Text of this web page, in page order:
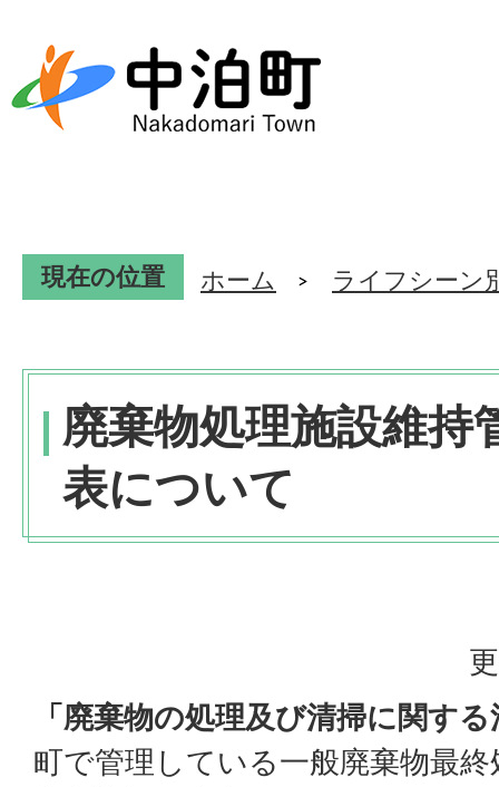
現在の位置 ホーム ライフシーン
廃棄物処理施設維持
表について
「廃棄物の処理及び清掃に関す
町で管理している一般廃棄物最